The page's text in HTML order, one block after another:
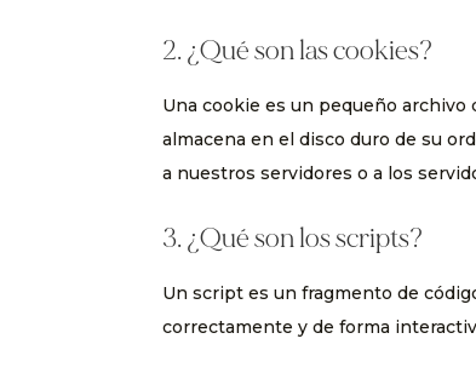
2. ¿Qué son las cookies?
Una cookie es un pequeño
almacena en el disco duro de su
a nuestros servidores o a los
3. ¿Qué son los scripts?
Un script es un fragmento de
correctamente y de forma